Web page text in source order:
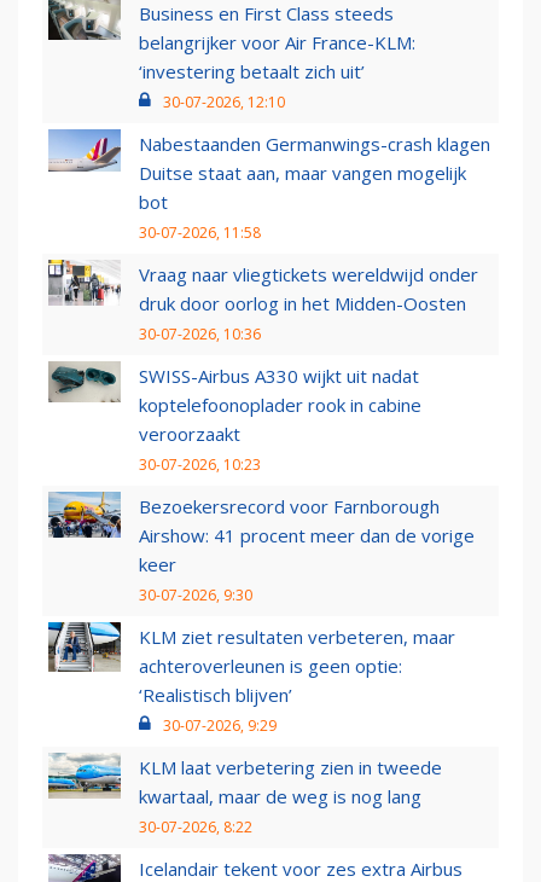
Business en First Class steeds
belangrijker voor Air France-KLM:
‘investering betaalt zich uit’
30-07-2026, 12:10
Nabestaanden Germanwings-crash klagen
Duitse staat aan, maar vangen mogelijk
bot
30-07-2026, 11:58
Vraag naar vliegtickets wereldwijd onder
druk door oorlog in het Midden-Oosten
30-07-2026, 10:36
SWISS-Airbus A330 wijkt uit nadat
koptelefoonoplader rook in cabine
veroorzaakt
30-07-2026, 10:23
Bezoekersrecord voor Farnborough
Airshow: 41 procent meer dan de vorige
keer
30-07-2026, 9:30
KLM ziet resultaten verbeteren, maar
achteroverleunen is geen optie:
‘Realistisch blijven’
30-07-2026, 9:29
KLM laat verbetering zien in tweede
kwartaal, maar de weg is nog lang
30-07-2026, 8:22
Icelandair tekent voor zes extra Airbus